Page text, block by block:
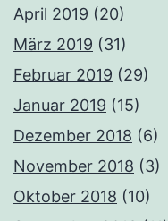
April 2019 (20)
März 2019 (31)
Februar 2019 (29)
Januar 2019 (15)
Dezember 2018 (6)
November 2018 (3)
Oktober 2018 (10)